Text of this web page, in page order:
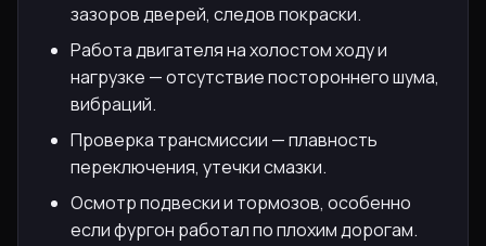
зазоров дверей, следов покраски.
Работа двигателя на холостом ходу и
нагрузке — отсутствие постороннего шума,
вибраций.
Проверка трансмиссии — плавность
переключения, утечки смазки.
Осмотр подвески и тормозов, особенно
если фургон работал по плохим дорогам.